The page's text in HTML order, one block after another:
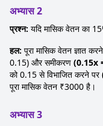
अभ्यास 2
प्रश्न: यदि मासिक वेतन का
हल: पूरा मासिक वेतन ज्ञात
0.15) और समीकरण (0.15x
को 0.15 से विभाजित करने पर
पूरा मासिक वेतन ₹3000 है।
अभ्यास 3